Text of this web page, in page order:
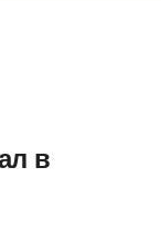
в